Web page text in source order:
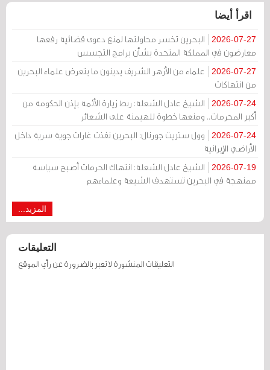
اقرأ أيضا
2026-07-27
البحرين تخسر محاولتها لمنع دعوى قضائية رفعها
معارضون في المملكة المتحدة بشأن برامج التجسس
2026-07-27
علماء من الأزهر الشريف يدينون ما يتعرض علماء البحرين
من انتهاكات
2026-07-24
الشيخ عادل الشعلة: ربط زيارة الأئمة بإذن الحكومة من
أكبر المحرمات.. ومنعها خطوة للهيمنة على الشعائر
2026-07-24
وول ستريت جورنال: البحرين نفذت غارات جوية سرية داخل
الأراضي الإيرانية
2026-07-19
الشيخ عادل الشعلة: انتهاك الحرمات أصبح سياسة
ممنهجة في البحرين تستهدف الشيعة وعلماءهم
المزيد...
التعليقات
التعليقات المنشورة لا تعبر بالضرورة عن رأي الموقع